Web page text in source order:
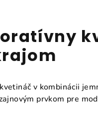
v kombinácii
prvkom pre